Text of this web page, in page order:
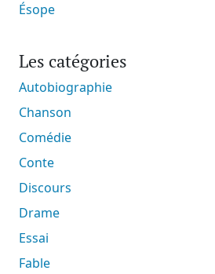
Ésope
Les catégories
Autobiographie
Chanson
Comédie
Conte
Discours
Drame
Essai
Fable